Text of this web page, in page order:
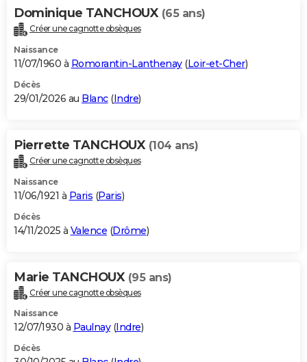
Bricolage
Lifestyle
Culture
Sport
Auto
Television
Voyage
Cinema
Dominique TANCHOUX (65 ans)
Créer une cagnotte obsèques
Naissance
11/07/1960 à Romorantin-Lanthenay(Loir-et-Cher)
Décès
29/01/2026 au Blanc(Indre)
Pierrette TANCHOUX (104 ans)
Créer une cagnotte obsèques
Naissance
11/06/1921 à Paris (Paris)
Décès
14/11/2025 à Valence (Drôme)
Marie TANCHOUX (95 ans)
Créer une cagnotte obsèques
Naissance
12/07/1930 à Paulnay(Indre)
Décès